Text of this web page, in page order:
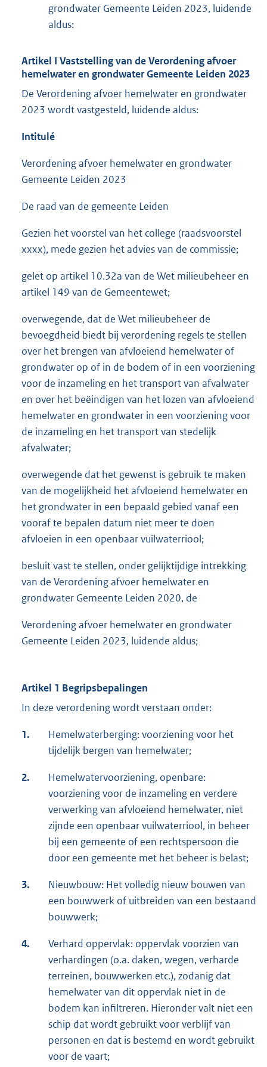
grondwater Gemeente Leiden 2023, luidende
aldus:
Artikel I Vaststelling van de Verordening afvoer
hemelwater en grondwater Gemeente Leiden 2023
De Verordening afvoer hemelwater en grondwater
2023 wordt vastgesteld, luidende aldus:
Intitulé
Verordening afvoer hemelwater en grondwater
Gemeente Leiden 2023
De raad van de gemeente Leiden
Gezien het voorstel van het college (raadsvoorstel
xxxx), mede gezien het advies van de commissie;
gelet op artikel 10.32a van de Wet milieubeheer en
artikel 149 van de Gemeentewet;
overwegende, dat de Wet milieubeheer de
bevoegdheid biedt bij verordening regels te stellen
over het brengen van afvloeiend hemelwater of
grondwater op of in de bodem of in een voorziening
voor de inzameling en het transport van afvalwater
en over het beëindigen van het lozen van afvloeiend
hemelwater en grondwater in een voorziening voor
de inzameling en het transport van stedelijk
afvalwater;
overwegende dat het gewenst is gebruik te maken
van de mogelijkheid het afvloeiend hemelwater en
het grondwater in een bepaald gebied vanaf een
vooraf te bepalen datum niet meer te doen
afvloeien in een openbaar vuilwaterriool;
besluit vast te stellen, onder gelijktijdige intrekking
van de Verordening afvoer hemelwater en
grondwater Gemeente Leiden 2020, de
Verordening afvoer hemelwater en grondwater
Gemeente Leiden 2023, luidende aldus;
Artikel 1 Begripsbepalingen
In deze verordening wordt verstaan onder:
1.
Hemelwaterberging: voorziening voor het
tijdelijk bergen van hemelwater;
2.
Hemelwatervoorziening, openbare:
voorziening voor de inzameling en verdere
verwerking van afvloeiend hemelwater, niet
zijnde een openbaar vuilwaterriool, in beheer
bij een gemeente of een rechtspersoon die
door een gemeente met het beheer is belast;
3.
Nieuwbouw: Het volledig nieuw bouwen van
een bouwwerk of uitbreiden van een bestaand
bouwwerk;
4.
Verhard oppervlak: oppervlak voorzien van
verhardingen (o.a. daken, wegen, verharde
terreinen, bouwwerken etc.), zodanig dat
hemelwater van dit oppervlak niet in de
bodem kan infiltreren. Hieronder valt niet een
schip dat wordt gebruikt voor verblijf van
personen en dat is bestemd en wordt gebruikt
voor de vaart;